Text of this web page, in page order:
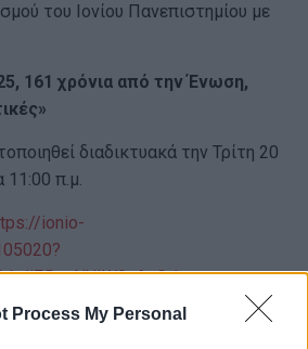
Process My Personal
του Ιονίου Πανεπιστημίου με
161 χρόνια από την Ένωση,
διαδικτυακά την Τρίτη 20
11:00 π.μ.
ionio-
streaming):